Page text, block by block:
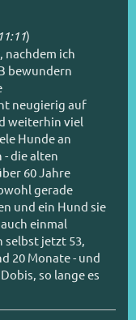
)
nachdem ich
bewundern
neugierig auf
weiterhin viel
Hunde an
- die alten
60 Jahre
gerade
und ein Hund sie
einmal
selbst jetzt 53,
20 Monate - und
so lange es